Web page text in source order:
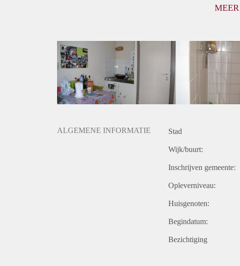
Huurtoeslag
Mogelijk
Inkomen eis
N.V.T.
Huurtermijn
Onbepaalde termijn
MEER
ALGEMENE INFORMATIE Stad
Wijk/buurt:
Inschrijven gemeente:
Opleverniveau:
Huisgenoten:
Begindatum:
Bezichtiging